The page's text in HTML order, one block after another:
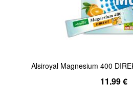
Alsiroyal Magnesium 400
11,99 €